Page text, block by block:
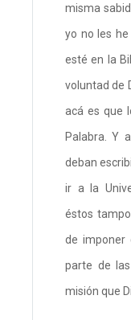
misma
yo no les
esté en la
voluntad de
acá es que
Palabra. Y
deban
ir a la
éstos
de imponer
parte de
misión que